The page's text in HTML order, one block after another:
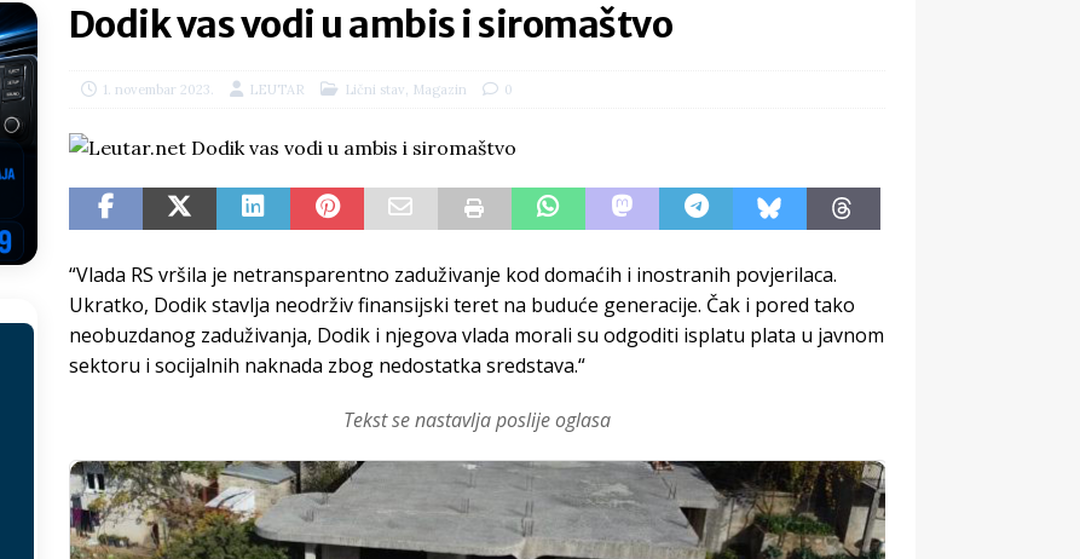
BOSNA I HERCEGOVINA
te tukao
pred ministrima
Vukanović otkrio detalje – Stevandić krenuo na Đokića, Dodik
sukobu, pogotovo nisu zbog Eleka LIČNI STAV
im prepustimo, ostaće nam samo siledžije i tišina BOSNA I
Splita, Željko Kerum
Dodik vas vodi u ambis i siromaštvo
1. novembar 2023. LEUTAR Lični stav, Magazin 0
“Vlada RS vršila je netransparentno zaduživanje kod domaćih i inostranih povjerilaca.
Ukratko, Dodik stavlja neodrživ finansijski teret na buduće generacije. Čak i pored tako
neobuzdanog zaduživanja, Dodik i njegova vlada morali su odgoditi isplatu plata u javnom
sektoru i socijalnih naknada zbog nedostatka sredstava.“
Tekst se nastavlja poslije oglasa